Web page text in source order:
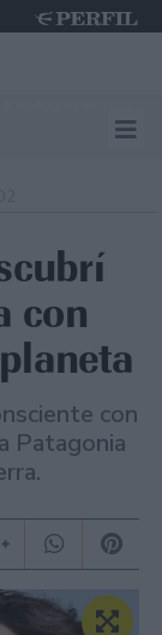
con
con
Patagonia